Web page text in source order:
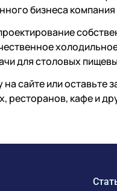
бизнеса
для столовых
сайте или оставьте
ресторанов, кафе и